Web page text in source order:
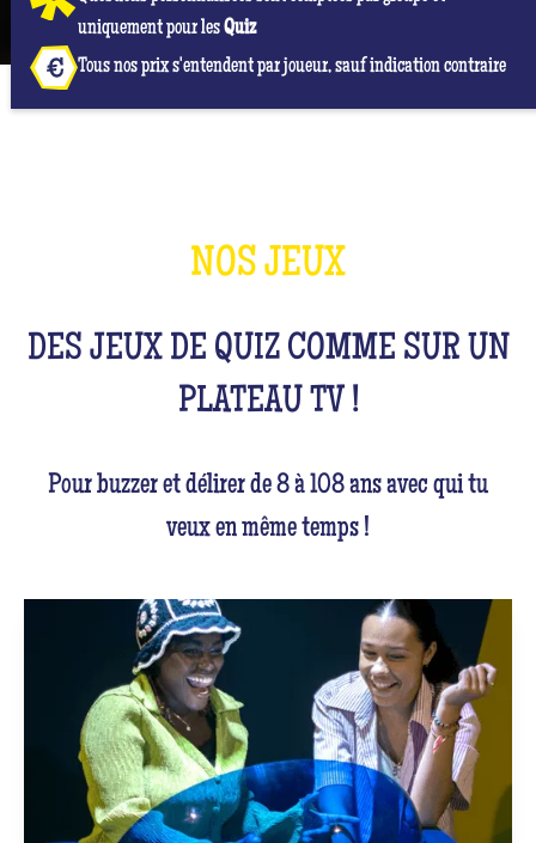
uniquement pour lesQuiz
Tous nos prix s'entendent par joueur, sauf indication contraire
NOS JEUX
DES JEUX DE QUIZ COMME SUR UN
PLATEAU TV !
Pour buzzer et délirer de 8 à 108 ans avec qui tu
veux en même temps !